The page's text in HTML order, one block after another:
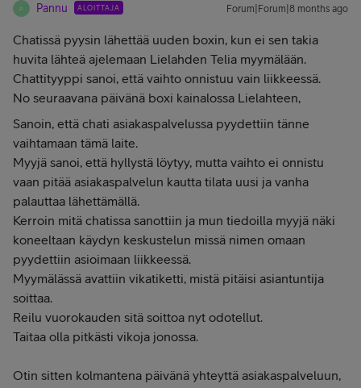
P Pannu ALOITTAJA Forum|Forum|8 months ago
Chatissä pyysin lähettää uuden boxin, kun ei sen takia
huvita lähteä ajelemaan Lielahden Telia myymälään.
Chattityyppi sanoi, että vaihto onnistuu vain liikkeessä.
No seuraavana päivänä boxi kainalossa Lielahteen,
Sanoin, että chati asiakaspalvelussa pyydettiin tänne
vaihtamaan tämä laite.
Myyjä sanoi, että hyllystä löytyy, mutta vaihto ei onnistu
vaan pitää asiakaspalvelun kautta tilata uusi ja vanha
palauttaa lähettämällä.
Kerroin mitä chatissa sanottiin ja mun tiedoilla myyjä näki
koneeltaan käydyn keskustelun missä nimen omaan
pyydettiin asioimaan liikkeessä.
Myymälässä avattiin vikatiketti, mistä pitäisi asiantuntija
soittaa.
Reilu vuorokauden sitä soittoa nyt odotellut.
Taitaa olla pitkästi vikoja jonossa.
Otin sitten kolmantena päivänä yhteyttä asiakaspalveluun,